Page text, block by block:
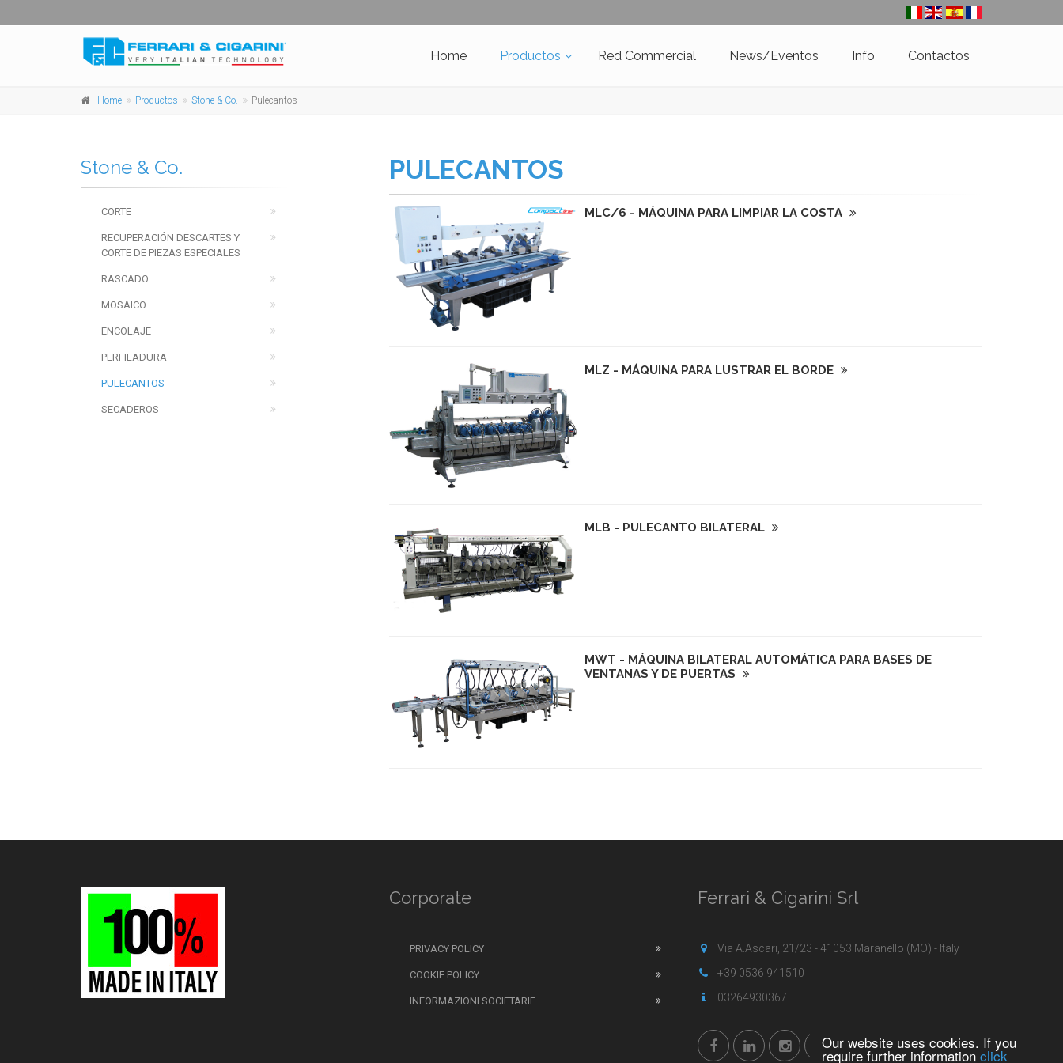
Our website uses cookies. If you
require further information click
Home Productos Red Commercial News/Eventos Info Contactos
Home Productos Stone & Co. Pulecantos
PULECANTOS
MLC/6 - MÁQUINA PARA LIMPIAR LA COSTA
MLZ - MÁQUINA PARA LUSTRAR EL BORDE
MLB - PULECANTO BILATERAL
MWT - MÁQUINA BILATERAL AUTOMÁTICA PARA BASES DE
VENTANAS Y DE PUERTAS
Stone & Co.
CORTE
RECUPERACIÓN DESCARTES Y
CORTE DE PIEZAS ESPECIALES
RASCADO
MOSAICO
ENCOLAJE
PERFILADURA
PULECANTOS
SECADEROS
Corporate
PRIVACY POLICY
COOKIE POLICY
INFORMAZIONI SOCIETARIE
Ferrari & Cigarini Srl
Via A.Ascari, 21/23 - 41053 Maranello (MO) - Italy
+39 0536 941510
03264930367